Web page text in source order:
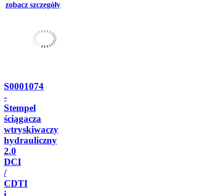
zobacz szczegóły
S0001074
-
Stempel
ściągacza
wtryskiwaczy
hydrauliczny
2.0
DCI
/
CDTI